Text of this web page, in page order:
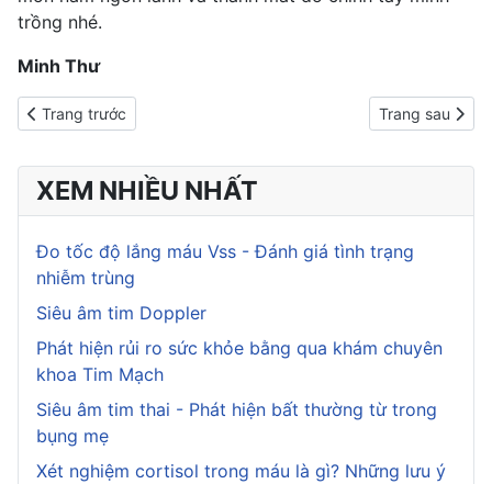
trồng nhé.
Minh Thư
Previous article: 7 bước trồng rau cực kỳ đơn giản bạn có thể
Trang trước Next article: 5
Trang sau
XEM NHIỀU NHẤT
Đo tốc độ lắng máu Vss - Đánh giá tình trạng
nhiễm trùng
Siêu âm tim Doppler
Phát hiện rủi ro sức khỏe bằng qua khám chuyên
khoa Tim Mạch
Siêu âm tim thai - Phát hiện bất thường từ trong
bụng mẹ
Xét nghiệm cortisol trong máu là gì? Những lưu ý